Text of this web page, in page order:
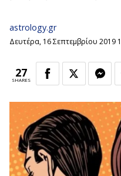
astrology.gr
Δευτέρα, 16 Σεπτεμβρίου 2019
27
SHARES